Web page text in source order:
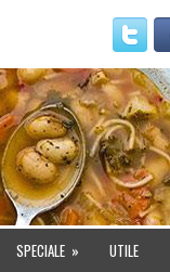
SPECIALE » UTILE